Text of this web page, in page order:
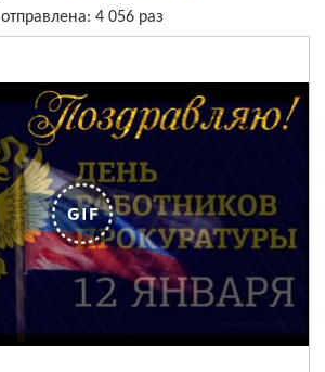
отправлена: 4 056 раз